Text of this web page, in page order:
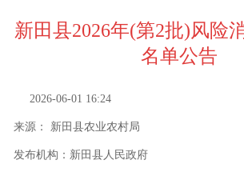
新田县2026年(第2批)风险
名单公告
2026-06-01 16:24
来源： 新田县农业农村局
发布机构： 新田县人民政府